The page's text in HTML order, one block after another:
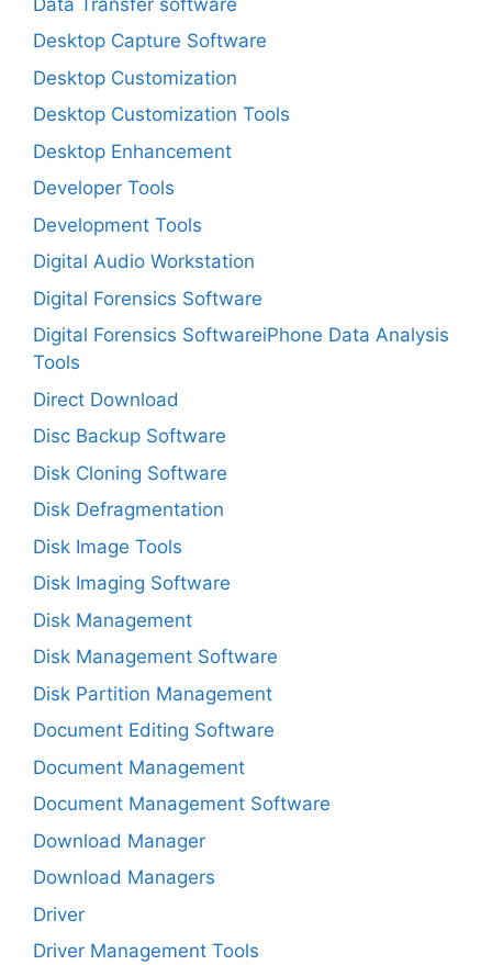
Desktop Capture Software
Desktop Customization
Desktop Customization Tools
Desktop Enhancement
Developer Tools
Development Tools
Digital Audio Workstation
Digital Forensics Software
Digital Forensics SoftwareiPhone Data Analysis
Tools
Direct Download
Disc Backup Software
Disk Cloning Software
Disk Defragmentation
Disk Image Tools
Disk Imaging Software
Disk Management
Disk Management Software
Disk Partition Management
Document Editing Software
Document Management
Document Management Software
Download Manager
Download Managers
Driver
Driver Management Tools